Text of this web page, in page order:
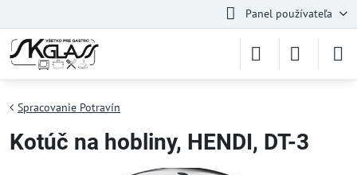
Panel používateľa
Spracovanie Potravín
Kotúč na hobliny, HENDI, DT-3